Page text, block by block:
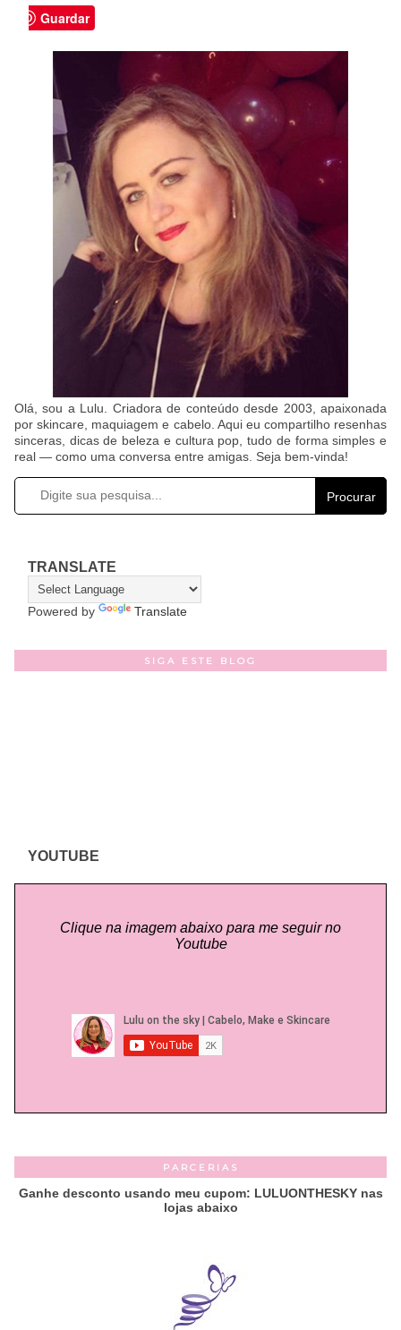
Guardar
Olá, sou a Lulu. Criadora de conteúdo desde 2003, apaixonada
por skincare, maquiagem e cabelo. Aqui eu compartilho resenhas
sinceras, dicas de beleza e cultura pop, tudo de forma simples e
real — como uma conversa entre amigas. Seja bem-vinda!
Procurar
TRANSLATE
Powered by Translate
SIGA ESTE BLOG
YOUTUBE
Clique na imagem abaixo para me seguir no
Youtube
PARCERIAS
Ganhe desconto usando meu cupom: LULUONTHESKY nas
lojas abaixo